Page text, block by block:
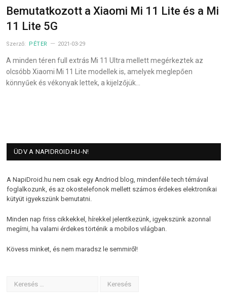
Bemutatkozott a Xiaomi Mi 11 Lite és a Mi
11 Lite 5G
Szerző: PÉTER 2021-03-29
A minden téren full extrás Mi 11 Ultra mellett megérkeztek az
olcsóbb Xiaomi Mi 11 Lite modellek is, amelyek meglepően
könnyűek és vékonyak lettek, a kijelzőjük…
ÜDV A NAPIDROID.HU-N!
A NapiDroid.hu nem csak egy Andriod blog, mindenféle tech témával
foglalkozunk, és az okostelefonok mellett számos érdekes elektronikai
kütyüt igyekszünk bemutatni.
Minden nap friss cikkekkel, hírekkel jelentkezünk, igyekszünk azonnal
megírni, ha valami érdekes történik a mobilos világban.
Kövess minket, és nem maradsz le semmiről!